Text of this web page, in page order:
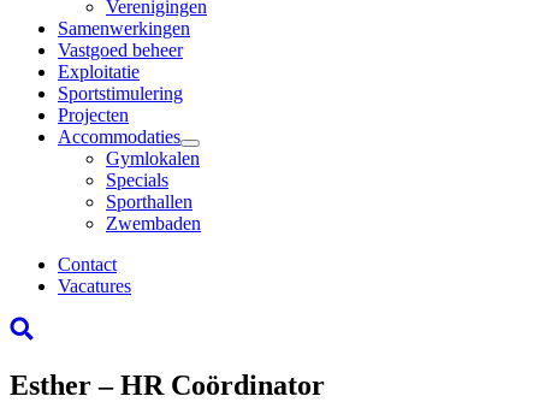
Verenigingen
Samenwerkingen
Vastgoed beheer
Exploitatie
Sportstimulering
Projecten
Accommodaties
Gymlokalen
Specials
Sporthallen
Zwembaden
Contact
Vacatures
Esther – HR Coördinator